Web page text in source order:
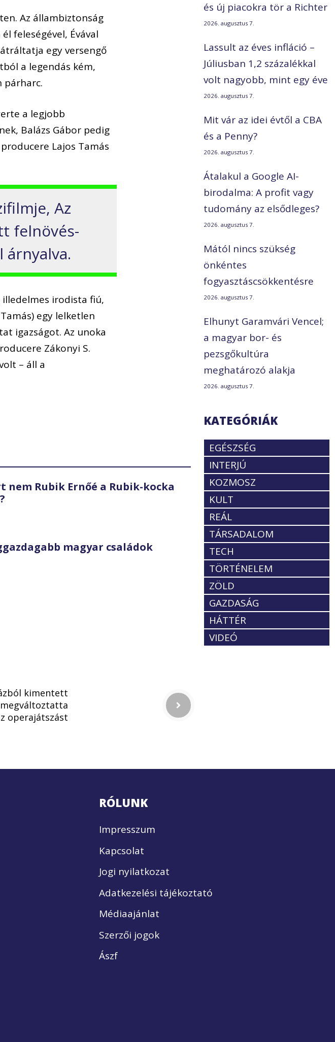
Az állambiztonság
feleségével, Évával
egy versengő
a legendás kém,
párharc.
a legjobb
Balázs Gábor pedig
Lajos Tamás
Az
felnövés-
irodista fiú,
egy lelketlen
igazságot. Az unoka
Zákonyi S.
– áll a
nem Rubik Ernőé a Rubik-kocka
magyar családok
és új piacokra tör a Richter
2026. augusztus 7.
Lassult az éves infláció –
Júliusban 1,2 százalékkal
volt nagyobb, mint egy éve
2026. augusztus 7.
Mit vár az idei évtől a CBA
és a Penny?
2026. augusztus 7.
Átalakul a Google AI-
birodalma: A profit vagy
tudomány az elsődleges?
2026. augusztus 7.
Mától nincs szükség
önkéntes
fogyasztáscsökkentésre
2026. augusztus 7.
Elhunyt Garamvári Vencel;
a magyar bor- és
pezsgőkultúra
meghatározó alakja
2026. augusztus 7.
KATEGÓRIÁK
EGÉSZSÉG
INTERJÚ
KOZMOSZ
KULT
REÁL
TÁRSADALOM
TECH
TÖRTÉNELEM
ZÖLD
GAZDASÁG
HÁTTÉR
VIDEÓ
kimentett
operajátszást
RÓLUNK
Impresszum
Kapcsolat
Jogi nyilatkozat
Adatkezelési tájékoztató
Médiaajánlat
Szerzői jogok
Ászf